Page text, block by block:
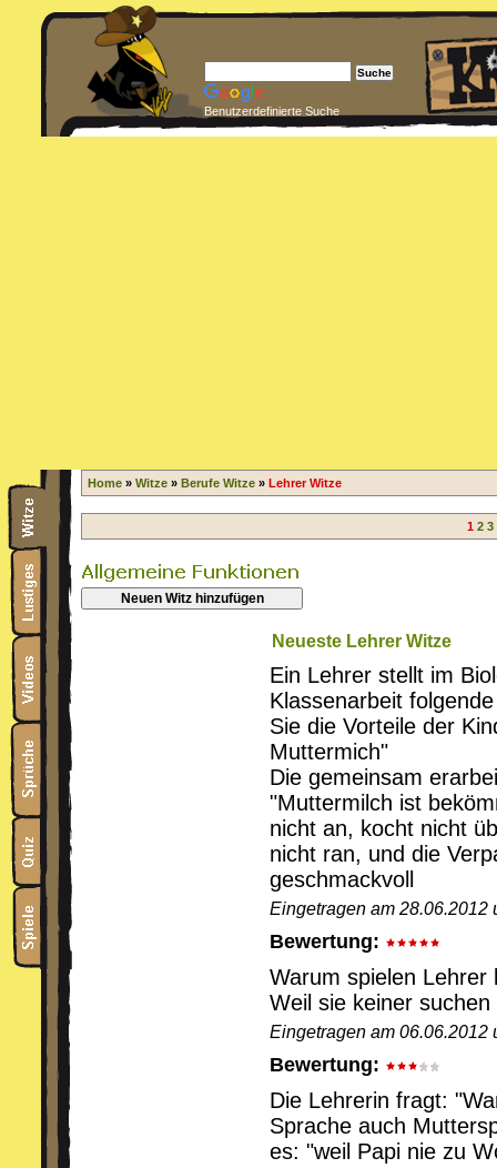
Benutzerdefinierte Suche
Home » Witze » Berufe Witze » Lehrer Witze
1 2 3
Neuen Witz hinzufügen
Neueste Lehrer Witze
Ein Lehrer stellt im
Klassenarbeit
Sie die Vorteile der
Muttermich"
Die gemeinsam
"Muttermilch ist
nicht an, kocht nicht
nicht ran, und die
geschmackvoll
Eingetragen am 28.06.2012
Bewertung:
Warum spielen Lehrer
Weil sie keiner suchen
Eingetragen am 06.06.2012
Bewertung:
Die Lehrerin fragt:
Sprache auch
es: "weil Papi nie zu